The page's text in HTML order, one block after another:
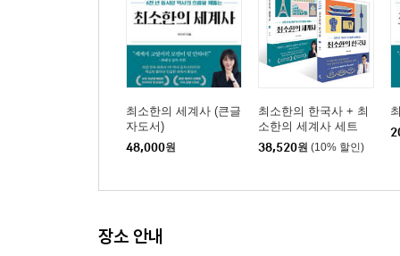
최소한의 세계사 (큰글
자도서)
48,000원
최소한의 한국사 + 최
소한의 세계사 세트
38,520원 (10% 할인)
장소 안내